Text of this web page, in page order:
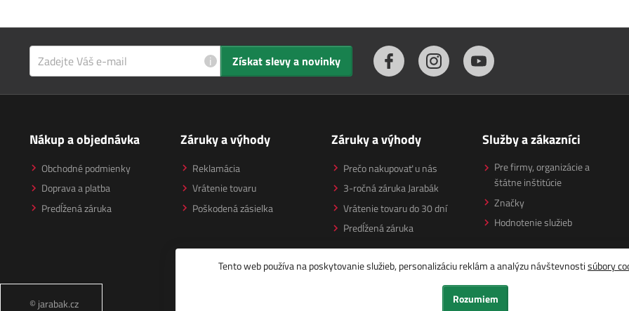
i Získat slevy a novinky
Nákup a objednávka
Obchodné podmienky
Doprava a platba
Predĺžená záruka
Záruky a výhody
Reklamácia
Vrátenie tovaru
Poškodená zásielka
Záruky a výhody
Prečo nakupovať u nás
3-ročná záruka Jarabák
Vrátenie tovaru do 30 dní
Predĺžená záruka
Služby a zákazníci
Pre firmy, organizácie a
štátne inštitúcie
Značky
Hodnotenie služieb
© jarabak.cz
Tento web používa na poskytovanie služieb, personalizáciu reklám a analýzu návštevnostisúbory
Rozumiem